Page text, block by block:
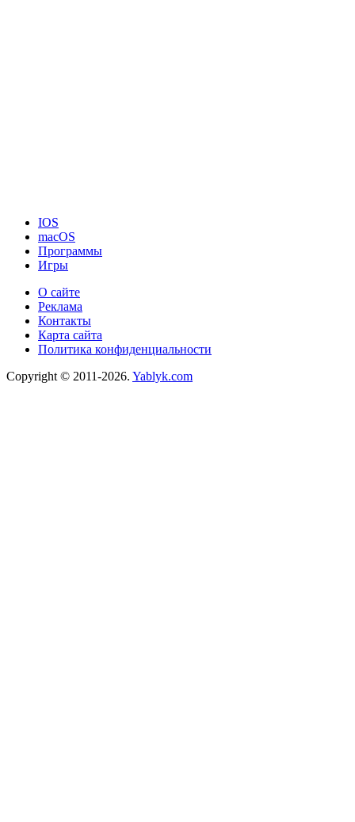
IOS
macOS
Программы
Игры
О сайте
Реклама
Контакты
Карта сайта
Политика конфиденциальности
Copyright © 2011-2026. Yablyk.сom